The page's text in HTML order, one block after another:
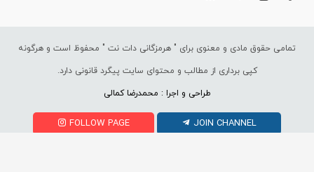
تمامی حقوق مادی و معنوی برای " هرمزگانی دات نت " محفوظ است و هرگونه
کپی برداری از مطالب و محتوای سایت پیگرد قانونی دارد.
طراحی و اجرا : محمدرضا کمالی
FOLLOW PAGE JOIN CHANNEL